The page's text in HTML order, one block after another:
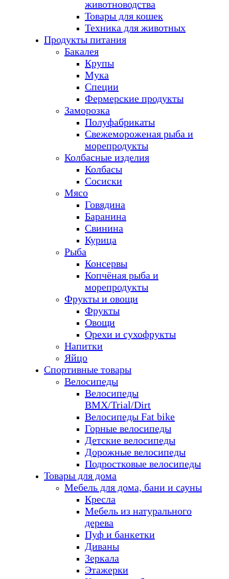
животноводства
Товары для кошек
Техника для животных
Продукты питания
Бакалея
Крупы
Мука
Специи
Фермерские продукты
Заморозка
Полуфабрикаты
Свежемороженая рыба и
морепродукты
Колбасные изделия
Колбасы
Сосиски
Мясо
Говядина
Баранина
Свинина
Курица
Рыба
Консервы
Копчёная рыба и
морепродукты
Фрукты и овощи
Фрукты
Овощи
Орехи и сухофрукты
Напитки
Яйцо
Спортивные товары
Велосипеды
Велосипеды
BMX/Trial/Dirt
Велосипеды Fat bike
Горные велосипеды
Детские велосипеды
Дорожные велосипеды
Подростковые велосипеды
Товары для дома
Мебель для дома, бани и сауны
Кресла
Мебель из натурального
дерева
Пуф и банкетки
Диваны
Зеркала
Этажерки